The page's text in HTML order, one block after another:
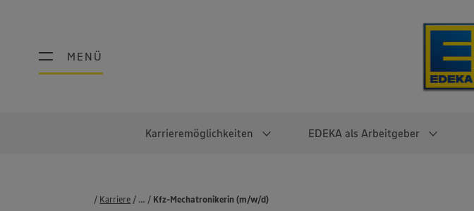
MENÜ
MENÜ
Karrieremöglichkeiten EDEKA als Arbeitgeber
Karriere Stellenbörse
Kfz-Mechatronikerin (m/w/d)
...